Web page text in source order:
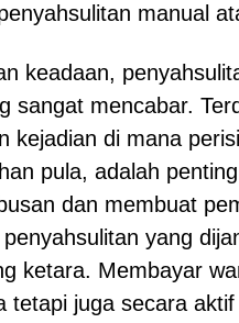
manual
keadaan,
sangat mencabar.
kejadian di mana
pula, adalah
dan membuat
yang
ketara. Membayar
tetapi juga secara